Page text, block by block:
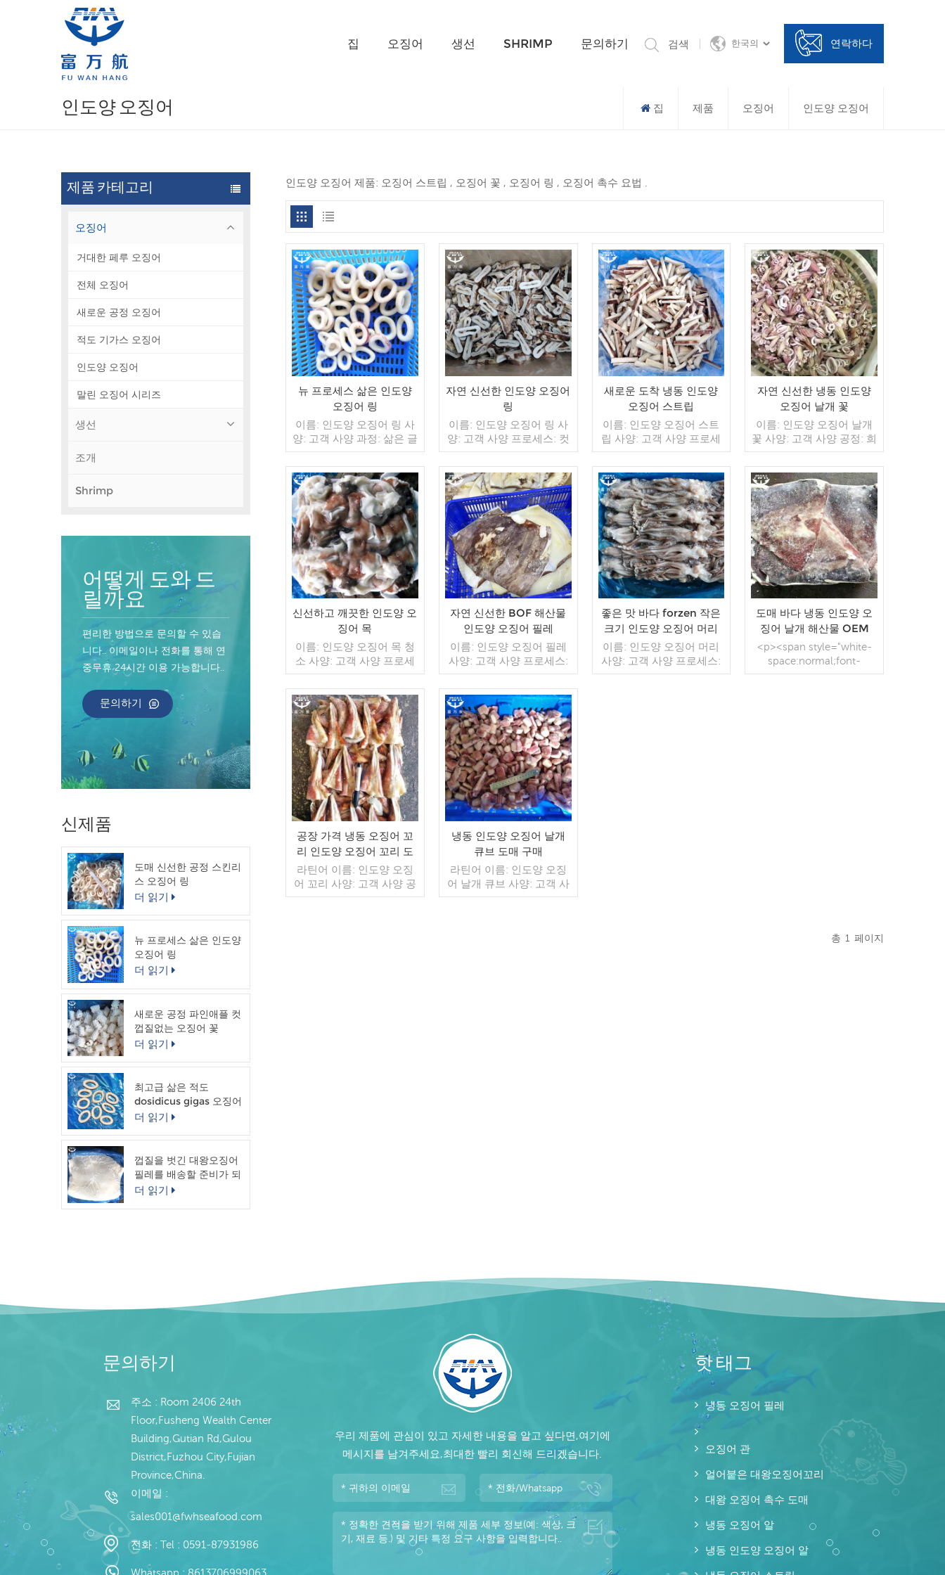
집 오징어 생선 SHRIMP 문의하기 검색 한국의 연락하다
인도양 오징어 집 제품 오징어 인도양 오징어
제품 카테고리
오징어
거대한 페루 오징어
전체 오징어
새로운 공정 오징어
적도 기가스 오징어
인도양 오징어
말린 오징어 시리즈
생선
조개
Shrimp
어떻게 도와 드
릴까요
편리한 방법으로 문의할 수 있습
니다.. 이메일이나 전화를 통해 연
중무휴 24시간 이용 가능합니다..
문의하기
신제품
도매 신선한 공정 스킨리
스 오징어 링
더 읽기
뉴 프로세스 삶은 인도양
오징어 링
더 읽기
새로운 공정 파인애플 컷
껍질없는 오징어 꽃
더 읽기
최고급 삶은 적도
dosidicus gigas 오징어
링
더 읽기
껍질을 벗긴 대왕오징어
필레를 배송할 준비가 되
었습니다.
더 읽기
인도양 오징어 제품: 오징어 스트립 , 오징어 꽃 , 오징어 링 , 오징어 촉수 요법 .
뉴 프로세스 삶은 인도양
오징어 링
이름: 인도양 오징어 링 사
양: 고객 사양 과정: 삶은 글
레이징: IQF 40%(맞춤형)
포장: 1kg / 가방, 10kg / 짠
가방 (맞춤형) 판매 모델: 도
매/수출 최소. 주문: 20피트
컨테이너 / 40피트 컨테이
너 지불: 보자마자 TT / С확
인된 취소 불가능한 LC 배
송: 입금 확인 후 20일 이내
원산지: 중국 브랜드: 푸 왕
행
더 읽기
자연 신선한 인도양 오징어
링
이름: 인도양 오징어 링 사
양: 고객 사양 프로세스: 컷
글레이징: IQF 40%(맞춤형)
포장: 1kg / 가방, 10kg / 짠
가방 (맞춤형) 판매 모델: 도
매/수출 최소. 주문: 20피트
컨테이너 / 40피트 컨테이
너 지불: 보자마자 TT / С확
인된 취소 불가능한 LC 배
송: 입금 확인 후 20일 이내
원산지: 중국 브랜드: 푸 왕
행
더 읽기
새로운 도착 냉동 인도양
오징어 스트립
이름: 인도양 오징어 스트
립 사양: 고객 사양 프로세
스: 컷 글레이징: IQF 40%
(맞춤형) 포장: 1kg / 가방,
10kg / 짠 가방 (맞춤형) 판
매 모델: 도매/수출 최소.
주문: 20피트 컨테이너 /
40피트 컨테이너 지불: 보
자마자 TT / С확인된 취소
불가능한 LC 배송: 입금 확
인 후 20일 이내 원산지: 중
국 브랜드: 푸 왕 행
더 읽기
자연 신선한 냉동 인도양
오징어 날개 꽃
이름: 인도양 오징어 날개
꽃 사양: 고객 사양 공정: 희
게, 글레이징: IQF 40%(맞
춤형) 포장: 1kg / 가방,
10kg / 짠 가방 (맞춤형) 판
매 모델: 도매/수출 최소.
주문: 20피트 컨테이너 /
40피트 컨테이너 지불: 보
자마자 TT / С확인된 취소
불가능한 LC 배송: 입금 확
인 후 20일 이내 원산지: 중
국 브랜드: 푸 왕 행
더 읽기
신선하고 깨끗한 인도양 오
징어 목
이름: 인도양 오징어 목 청
소 사양: 고객 사양 프로세
스: 청소 유약: BQF 40%(맞
춤형) 포장: 1kg / 가방,
10kg / 짠 가방 (맞춤형) 판
매 모델: 도매/수출 최소.
주문: 20피트 컨테이너 /
40피트 컨테이너 지불: 보
자마자 TT / С확인된 취소
불가능한 LC 배송: 입금 확
인 후 20일 이내 원산지: 중
국 브랜드: 푸 왕 행
더 읽기
자연 신선한 BOF 해산물
인도양 오징어 필레
이름: 인도양 오징어 필레
사양: 고객 사양 프로세스:
컷 유약: BQF 40%(맞춤형)
포장: 1kg / 가방, 10kg / 짠
가방 (맞춤형) 판매 모델: 도
매/수출 최소. 주문: 20피트
컨테이너 / 40피트 컨테이
너 지불: 보자마자 TT / С확
인된 취소 불가능한 LC 배
송: 입금 확인 후 20일 이내
원산지: 중국 브랜드: 푸 왕
행
더 읽기
좋은 맛 바다 forzen 작은
크기 인도양 오징어 머리
이름: 인도양 오징어 머리
사양: 고객 사양 프로세스:
컷 유약: BQF 40%(맞춤형)
도매 바다 냉동 인도양 오
징어 날개 해산물 OEM
<p><span style="white-
space:normal;font-
family:Microsoft YaHei;">
(사용자 정의 가능) </p><p
공장 가격 냉동 오징어 꼬
리 인도양 오징어 꼬리 도
매
라틴어 이름: 인도양 오징
어 꼬리 사양: 고객 사양 공
정: 컷 글레이징: BQF 40%
냉동 인도양 오징어 날개
큐브 도매 구매
라틴어 이름: 인도양 오징
어 날개 큐브 사양: 고객 사
양 공정: 내장, 삶은 유약:
총 1 페이지
문의하기
주소 : Room 2406 24th
Floor,Fusheng Wealth Center
Building,Gutian Rd,Gulou
District,Fuzhou City,Fujian
Province,China.
이메일 :
sales001@fwhseafood.com
전화 : Tel : 0591-87931986
Whatsapp : 8613706999063
우리 제품에 관심이 있고 자세한 내용을 알고 싶다면,여기에
메시지를 남겨주세요,최대한 빨리 회신해 드리겠습니다.
핫 태그
냉동 오징어 필레
오징어 관
얼어붙은 대왕오징어꼬리
대왕 오징어 촉수 도매
냉동 오징어 알
냉동 인도양 오징어 알